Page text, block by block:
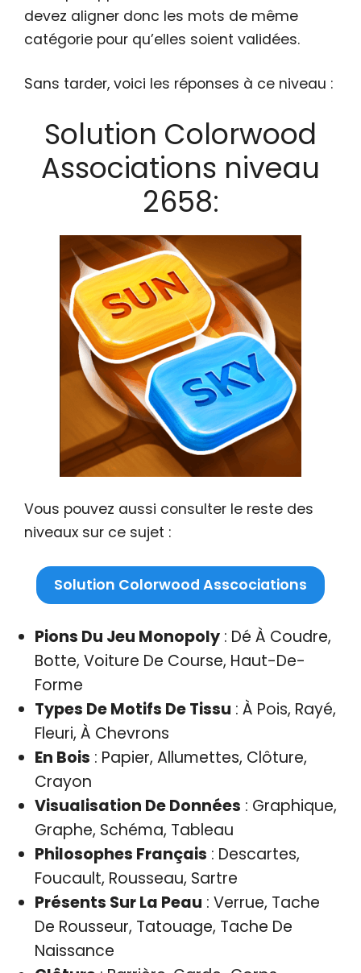
devez aligner donc les mots de même
catégorie pour qu’elles soient validées.
Sans tarder, voici les réponses à ce niveau :
Solution Colorwood
Associations niveau
2658:
Vous pouvez aussi consulter le reste des
niveaux sur ce sujet :
Solution Colorwood Asscociations
Pions Du Jeu Monopoly: Dé À Coudre,
Botte, Voiture De Course, Haut-De-
Forme
Types De Motifs De Tissu : À Pois, Rayé,
Fleuri, À Chevrons
En Bois : Papier, Allumettes, Clôture,
Crayon
Visualisation De Données : Graphique,
Graphe, Schéma, Tableau
Philosophes Français : Descartes,
Foucault, Rousseau, Sartre
Présents Sur La Peau : Verrue, Tache
De Rousseur, Tatouage, Tache De
Naissance